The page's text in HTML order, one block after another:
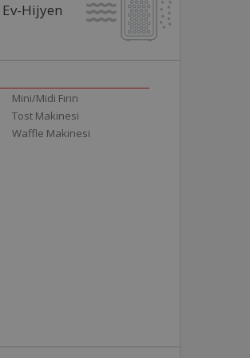
Ev-Hijyen
Mini/Midi Fırın
Tost Makinesi
Waffle Makinesi